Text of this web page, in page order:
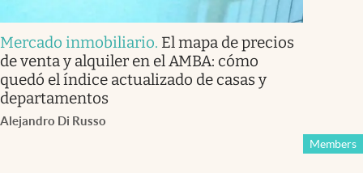
Mercado inmobiliario. El mapa de precios
de venta y alquiler en el AMBA: cómo
quedó el índice actualizado de casas y
departamentos
Alejandro Di Russo
Members